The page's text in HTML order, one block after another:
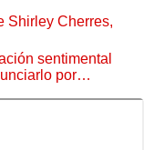
Shirley Cherres,
sentimental
por